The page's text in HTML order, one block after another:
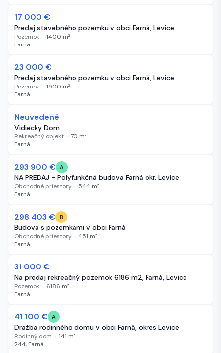
85 dní
17 000 €
Predaj stavebného pozemku v obci Farná, Levice
Pozemok · 1400 m²
Farná
86 dní
23 000 €
Predaj stavebného pozemku v obci Farná, Levice
Pozemok · 1900 m²
Farná
89 dní
Neuvedené
Vidiecky Dom
Rekreačný objekt · 70 m²
Farná
97 dní
-26 800 €
293 900 € A
NA PREDAJ - Polyfunkčná budova Farná okr. Levice
Obchodné priestory · 544 m²
Farná
107 dní
-27 512 €
298 403 € B
Budova s pozemkami v obci Farná
Obchodné priestory · 451 m²
Farná
112 dní
31 000 €
Na predaj rekreačný pozemok 6186 m2, Farná, Levice
Pozemok · 6186 m²
Farná
150 dní
41 100 € A
Dražba rodinného domu v obci Farná, okres Levice
Rodinný dom · 141 m²
244, Farná
-5 999 €